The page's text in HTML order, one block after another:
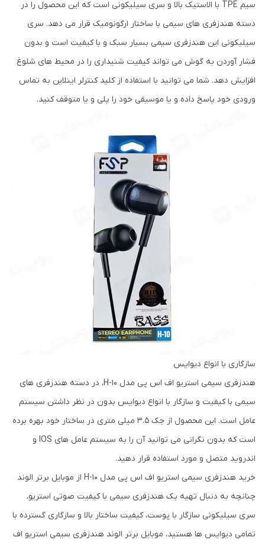
سیم TPE با الاستیک بالا و سری سیلیکونی است که این محصول را در
دسته هندزفری های سیمی با ساختار ارگونومیک قرار می دهد. سری
سیلیکونی این هندزفری سیمی بسیار سبک و با کیفیت است و بدون
فشار آوردن به گوش می تواند کیفیت شنیداری را در محیط های شلوغ
افزایش دهد. شما می توانید با استفاده از کلید کنترلر اینلاین به تماس
ورودی خود پاسخ داده و یا موسیقی خود را پلی و یا متوقف کنید.
سازگاری با انواع دیوایس
هندزفری سیمی استریو اف اس پی مدل H-10، در دسته هندزفری های
سیمی با کیفیت و سازگار با انواع دیوایس بدون در نظر داشتن سیستم
عامل است. این محصول از جک 3.5 میلی متری در ساختار خود بهره برده
است که بدون نگرانی می توانید آن را به سیستم عامل های IOS و
اندروید متصل و مورد استفاده قرار دهید.
خرید هندزفری سیمی استریو اف اس پی مدل H-10 از موبایل برتر الوند
چنانچه به دنبال تهیه یک هندزفری سیمی با کیفیت صوتی استریو،
سری سیلیکونی سازگار با پوست، کیفیت ساختار بالا و سازگاری گسترده با
تمامی دیوایس ها هستید، موبایل برتر الوند هندزفری سیمی استریو اف